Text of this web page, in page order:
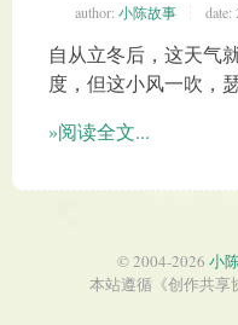
author: 小陈故事 date:
自从立冬后，这天气
度，但这小风一吹，
»阅读全文...
© 2004-2026 小
本站遵循《创作共享